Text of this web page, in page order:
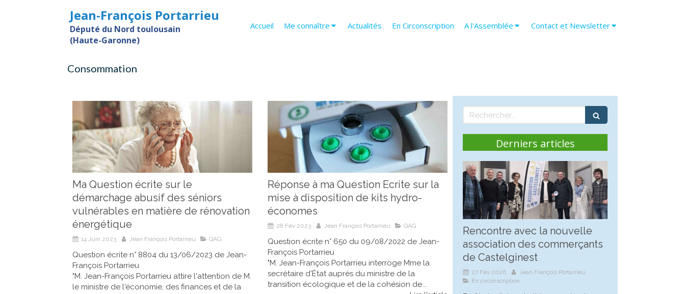
Accueil Me connaître Actualités En Circonscription A l'Assemblée Contact et Newsletter
Jean-François Portarrieu
Député du Nord toulousain
(Haute-Garonne)
Consommation
Ma Question écrite sur le
démarchage abusif des séniors
vulnérables en matière de rénovation
énergétique
14 Juin 2023 Jean François Portarrieu QAG
Question écrite n° 8804 du 13/06/2023 de Jean-
François Portarrieu
"M. Jean-François Portarrieu attire l'attention de M.
le ministre de l'économie, des finances et de la
Réponse à ma Question Ecrite sur la
mise à disposition de kits hydro-
économes
28 Fév 2023 Jean François Portarrieu QAG
Question écrite n° 650 du 09/08/2022 de Jean-
François Portarrieu
"M. Jean-François Portarrieu interroge Mme la
secrétaire d'État auprès du ministre de la
transition écologique et de la cohésion de...
Rechercher
Derniers articles
Rencontre avec la nouvelle
association des commerçants
de Castelginest
27 Fév 2026
Jean François Portarrieu
En circonscription